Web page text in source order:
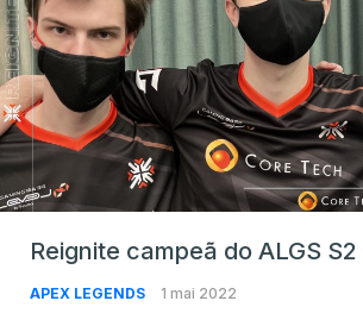
Reignite campeã do ALGS
APEX LEGENDS 1 mai 2022